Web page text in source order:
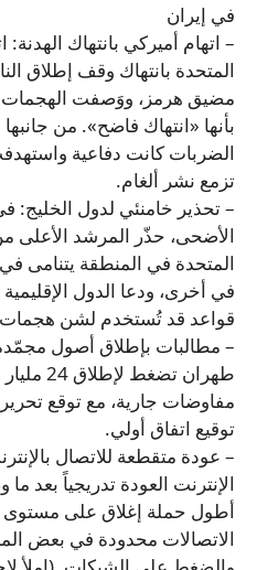
في إيران
– اتهام أميركي بانتهاك
المتحدة بانتهاك وقف إطلاق
مضيق هرمز، ووَصفت
بأنها «انتهاك فاضح». من
الضربات كانت دفاعية
تزمع نشر ألغام.
– تحذير خامنئي لدول الخليج:
الأضحى، حذّر المرشد الأعلى
المتحدة في المنطقة يتنامى
في أخرى، ودعا الدول
قواعد قد تُستخدم لشن هجمات
– مطالبات بإطلاق أصول
طهران
مفاوضات جارية، مع توقع
توقيع اتفاق أولي.
– عودة متقطعة للاتصال
الإنترنت العودة تدريجياً بعد
أطول حملة إغلاق على مستوى
الاتصالات محدودة في بعض